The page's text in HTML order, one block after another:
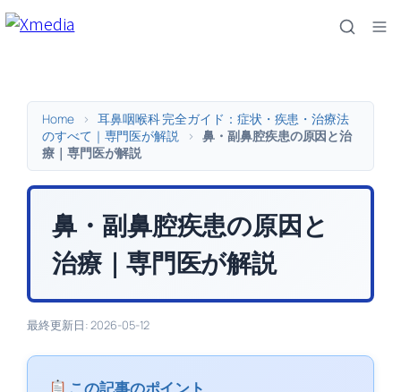
内
Home >
耳鼻咽喉科 完全ガイド：症状・疾患・治療法
のすべて｜専門医が解説
>
鼻・副鼻腔疾患の原因と治
療｜専門医が解説
鼻・副鼻腔疾患の原因と
治療｜専門医が解説
最終更新日: 2026-05-12
この記事のポイント